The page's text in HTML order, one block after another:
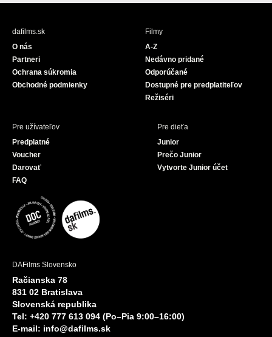
e
dafilms.sk
O nás
Partneri
Ochrana súkromia
Obchodné podmienky
Filmy
A-Z
Nedávno pridané
Odporúčané
Dostupné pre predplatiteľov
Režiséri
Pre užívateľov
Predplatné
Voucher
Darovať
FAQ
Pre dieťa
Junior
Prečo Junior
Vytvorte Junior účet
DAFilms Slovensko
Račianska 78
831 02 Bratislava
Slovenská republika
Tel: +420 777 613 094 (Po–Pia 9:00–16:00)
E-mail: info@dafilms.sk